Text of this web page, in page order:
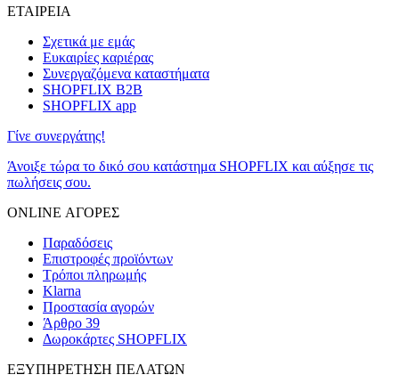
ΕΤΑΙΡΕΙΑ
Σχετικά με εμάς
Ευκαιρίες καριέρας
Συνεργαζόμενα καταστήματα
SHOPFLIX B2B
SHOPFLIX app
Γίνε συνεργάτης!
Άνοιξε τώρα το δικό σου κατάστημα SHOPFLIX και αύξησε τις
πωλήσεις σου.
ONLINE ΑΓΟΡΕΣ
Παραδόσεις
Επιστροφές προϊόντων
Τρόποι πληρωμής
Klarna
Προστασία αγορών
Άρθρο 39
Δωροκάρτες SHOPFLIX
ΕΞΥΠΗΡΕΤΗΣΗ ΠΕΛΑΤΩΝ